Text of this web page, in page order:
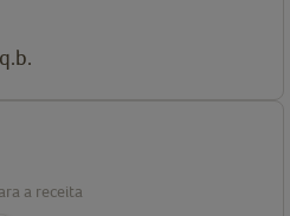
a receita